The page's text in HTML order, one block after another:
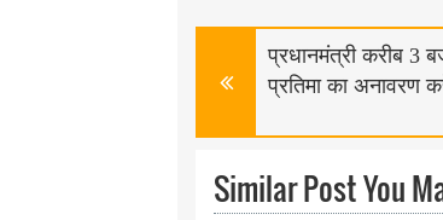
प्रधानमंत्री करीब 3
प्रतिमा का अनावरण
Similar Post You